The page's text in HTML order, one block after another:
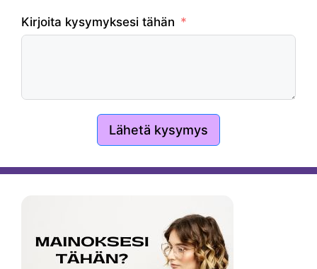
Kirjoita kysymyksesi tähän
Lähetä kysymys